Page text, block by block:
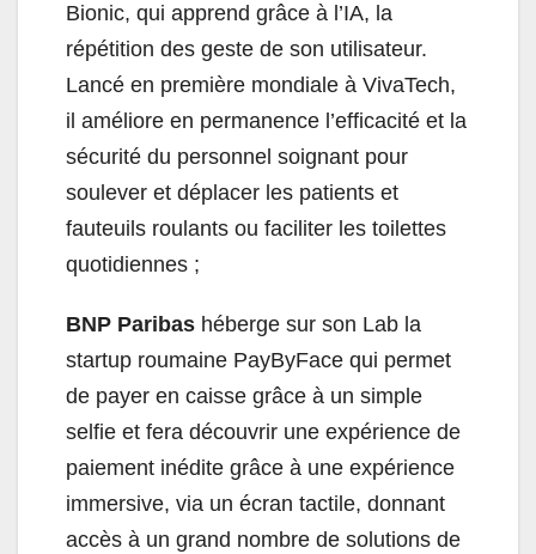
Bionic, qui apprend grâce à l’IA, la
répétition des geste de son utilisateur.
Lancé en première mondiale à VivaTech,
il améliore en permanence l’efficacité et la
sécurité du personnel soignant pour
soulever et déplacer les patients et
fauteuils roulants ou faciliter les toilettes
quotidiennes ;
BNP Paribas héberge sur son Lab la
startup roumaine PayByFace qui permet
de payer en caisse grâce à un simple
selfie et fera découvrir une expérience de
paiement inédite grâce à une expérience
immersive, via un écran tactile, donnant
accès à un grand nombre de solutions de